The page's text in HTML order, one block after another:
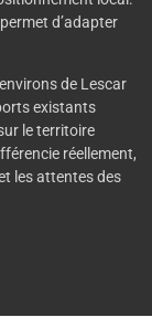
d’adapter
de Lescar
existants
le territoire
réellement,
les attentes des